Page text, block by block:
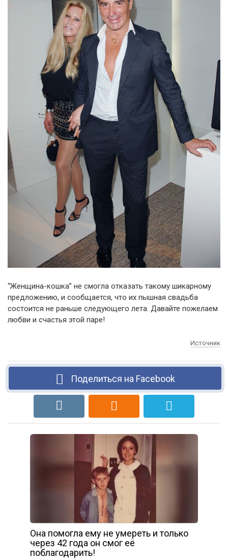
“Женщина-кошка” не смогла отказать такому шикарному
предложению, и сообщается, что их пышная свадьба
состоится не раньше следующего лета. Давайте пожелаем
любви и счастья этой паре!
Источник
Поделиться на Facebook
Она помогла ему не умереть и только
через 42 года он смог её
поблагодарить!